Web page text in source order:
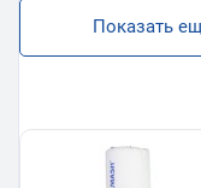
Показать